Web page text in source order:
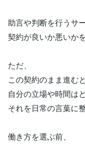
助言や判断を行うサ
契約が良いか悪いか
ただ、
この契約のまま進むと
自分の立場や時間は
それを日常の言葉に
働き方を選ぶ前、